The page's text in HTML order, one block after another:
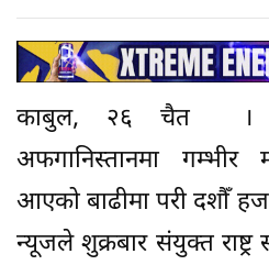
काबुल, २६ चैत ।
अफगानिस्तानमा गम्भीर
आएको बाढीमा परी दशौँ
न्यूजले शुक्रबार संयुक्त राष्ट्र